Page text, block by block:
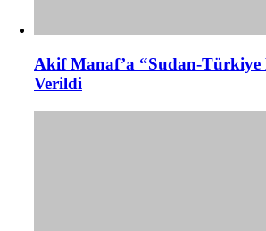
Akif Manaf’a “Sudan-Türkiye
Verildi